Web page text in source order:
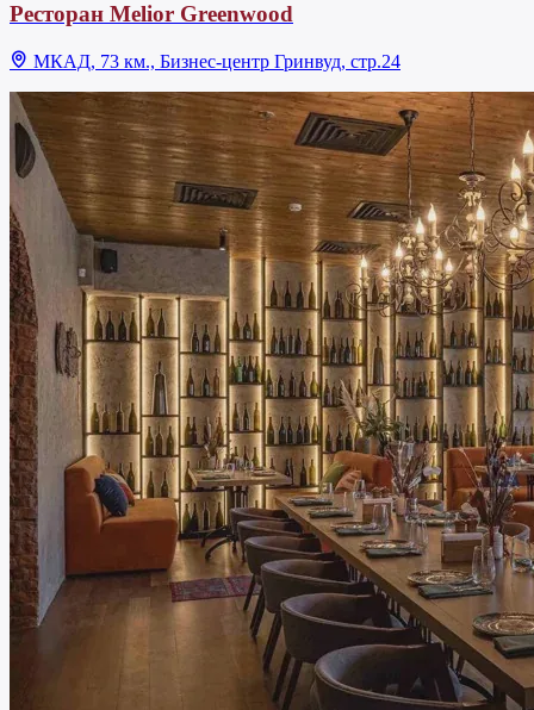
Ресторан Melior Greenwood
МКАД, 73 км., Бизнес-центр Гринвуд, стр.24